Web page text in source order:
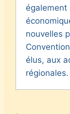
également
nouvelles
élus, aux
régionales.